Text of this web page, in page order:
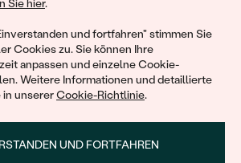
Sie hier.
und fortfahren" stimmen Sie
Cookies zu. Sie können Ihre
anpassen und einzelne Cookie-
Weitere Informationen und detaillierte
in unsererCookie-Richtlinie.
UND FORTFAHREN